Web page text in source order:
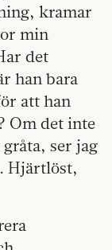
kramar
min
det
han bara
att han
Om det inte
ser jag
Hjärtlöst,